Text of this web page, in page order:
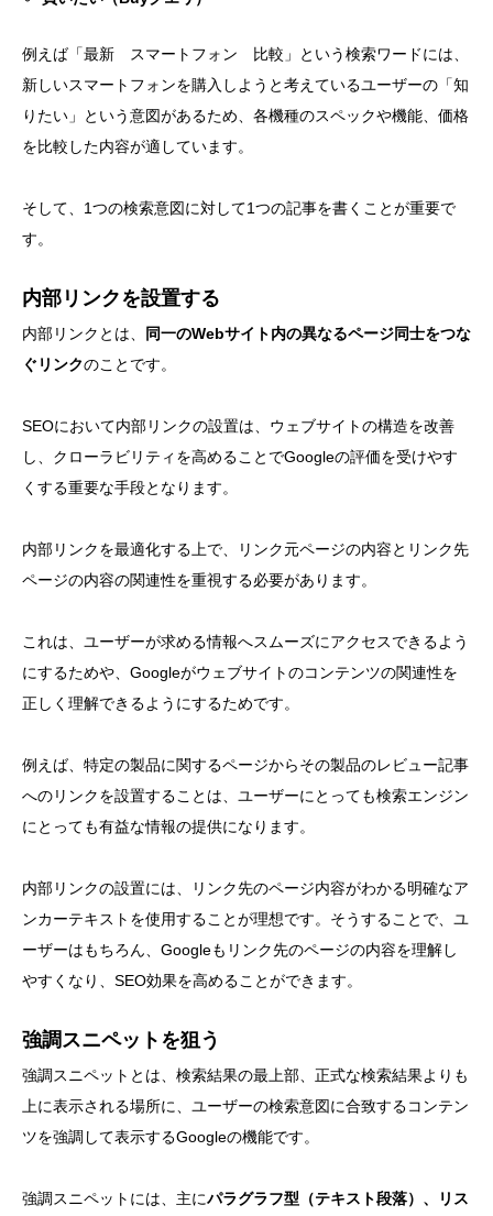
例えば「最新 スマートフォン 比較」という検索ワードには、
新しいスマートフォンを購入しようと考えているユーザーの「知
りたい」という意図があるため、各機種のスペックや機能、価格
を比較した内容が適しています。
そして、1つの検索意図に対して1つの記事を書くことが重要で
す。
内部リンクを設置する
内部リンクとは、
同一のWebサイト内の異なるページ同士をつな
ぐリンクのことです。
SEOにおいて内部リンクの設置は、ウェブサイトの構造を改善
し、クローラビリティを高めることでGoogleの評価を受けやす
くする重要な手段となります。
内部リンクを最適化する上で、リンク元ページの内容とリンク先
ページの内容の関連性を重視する必要があります。
これは、ユーザーが求める情報へスムーズにアクセスできるよう
にするためや、Googleがウェブサイトのコンテンツの関連性を
正しく理解できるようにするためです。
例えば、特定の製品に関するページからその製品のレビュー記事
へのリンクを設置することは、ユーザーにとっても検索エンジン
にとっても有益な情報の提供になります。
内部リンクの設置には、リンク先のページ内容がわかる明確なア
ンカーテキストを使用することが理想です。そうすることで、ユ
ーザーはもちろん、Googleもリンク先のページの内容を理解し
やすくなり、SEO効果を高めることができます。
強調スニペットを狙う
強調スニペットとは、検索結果の最上部、正式な検索結果よりも
上に表示される場所に、ユーザーの検索意図に合致するコンテン
ツを強調して表示するGoogleの機能です。
強調スニペットには、主にパラグラフ型（テキスト段落）、リス